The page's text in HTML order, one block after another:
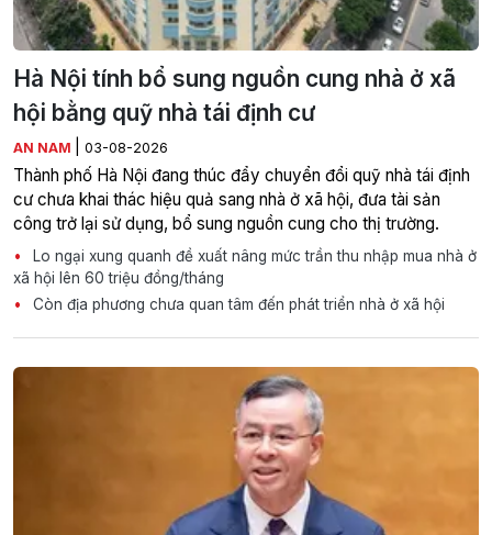
Hà Nội tính bổ sung nguồn cung nhà ở xã
hội bằng quỹ nhà tái định cư
AN NAM 03-08-2026
Thành phố Hà Nội đang thúc đẩy chuyển đổi quỹ nhà tái định
cư chưa khai thác hiệu quả sang nhà ở xã hội, đưa tài sản
công trở lại sử dụng, bổ sung nguồn cung cho thị trường.
Lo ngại xung quanh đề xuất nâng mức trần thu nhập mua nhà ở
xã hội lên 60 triệu đồng/tháng
Còn địa phương chưa quan tâm đến phát triển nhà ở xã hội